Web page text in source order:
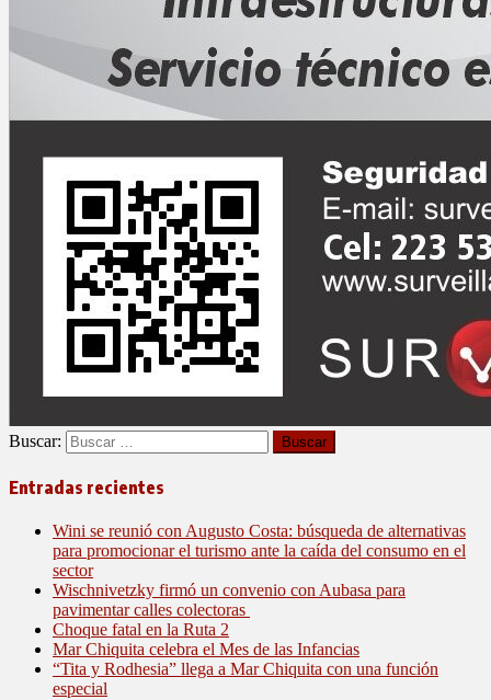
Buscar:
Entradas recientes
Wini se reunió con Augusto Costa: búsqueda de alternativas
para promocionar el turismo ante la caída del consumo en el
sector
Wischnivetzky firmó un convenio con Aubasa para
pavimentar calles colectoras
Choque fatal en la Ruta 2
Mar Chiquita celebra el Mes de las Infancias
“Tita y Rodhesia” llega a Mar Chiquita con una función
especial